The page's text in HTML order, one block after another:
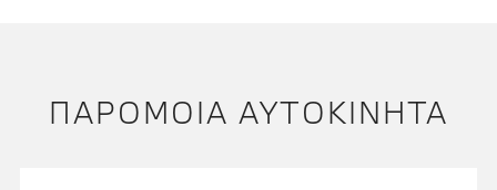
ΠΑΡΌΜΟΙΑ ΑΥΤΟΚΊΝΗΤΑ